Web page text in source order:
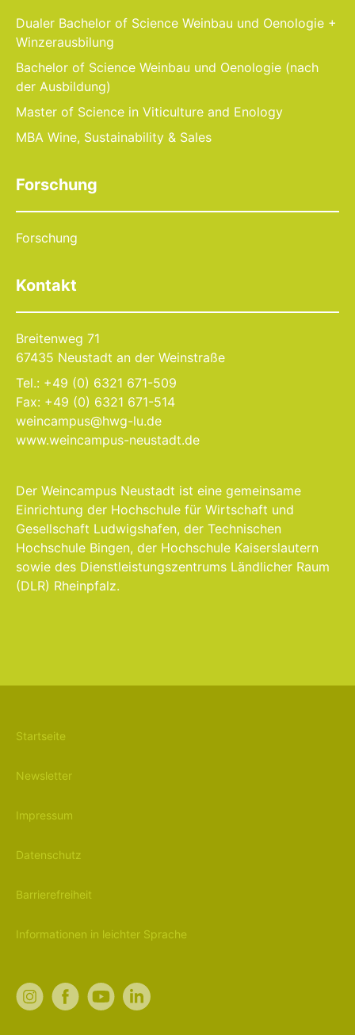
Dualer Bachelor of Science Weinbau und Oenologie +
Winzerausbilung
Bachelor of Science Weinbau und Oenologie (nach
der Ausbildung)
Master of Science in Viticulture and Enology
MBA Wine, Sustainability & Sales
Forschung
Forschung
Kontakt
Breitenweg 71
67435 Neustadt an der Weinstraße
Tel.: +49 (0) 6321 671-509
Fax: +49 (0) 6321 671-514
weincampus@hwg-lu.de
www.weincampus-neustadt.de
Der Weincampus Neustadt ist eine gemeinsame
Einrichtung der Hochschule für Wirtschaft und
Gesellschaft Ludwigshafen, der Technischen
Hochschule Bingen, der Hochschule Kaiserslautern
sowie des Dienstleistungszentrums Ländlicher Raum
(DLR) Rheinpfalz.
Startseite
Newsletter
Impressum
Datenschutz
Barrierefreiheit
Informationen in leichter Sprache